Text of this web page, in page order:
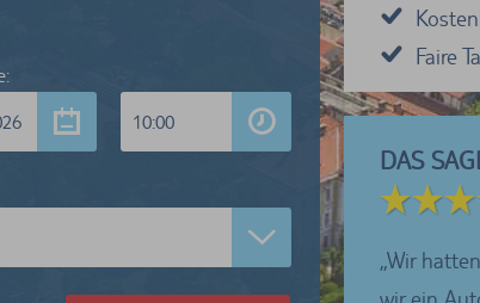
10:00
Faire
DAS
zufrieden mit dem Abholen und der
Wir